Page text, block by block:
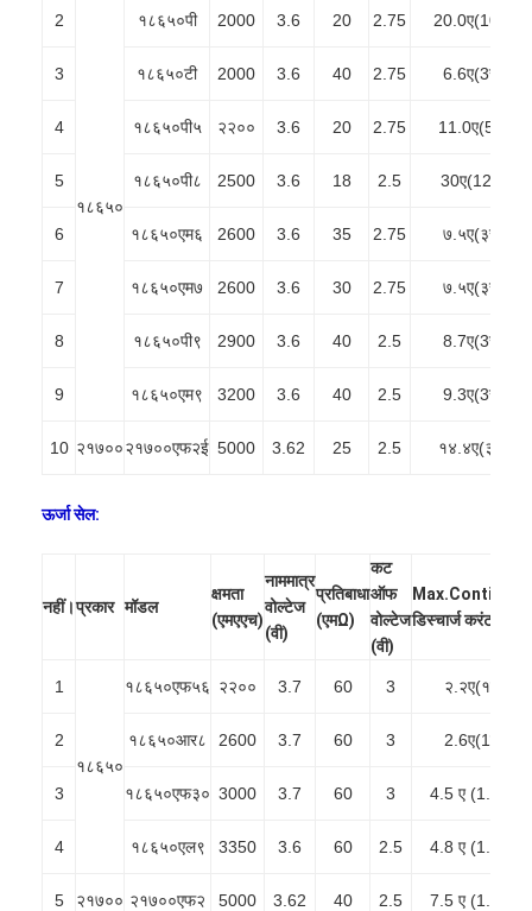
2
१८६५०
१८६५०पी 2000 3.6 20 2.75 20.0ए(10सी)
3 १८६५०टी 2000 3.6 40 2.75 6.6ए(3सी)
4 १८६५०पी५ २२०० 3.6 20 2.75 11.0ए(5सी)
5 १८६५०पी८ 2500 3.6 18 2.5 30ए(12सी)
6 १८६५०एम६ 2600 3.6 35 2.75 ७.५ए(३सी)
7 १८६५०एम७ 2600 3.6 30 2.75 ७.५ए(३सी)
8 १८६५०पी९ 2900 3.6 40 2.5 8.7ए(3सी)
9 १८६५०एम९ 3200 3.6 40 2.5 9.3ए(3सी)
10 २१७००२१७००एफ२ई 5000 3.62 25 2.5 १४.४ए(३सी)
ऊर्जा सेल:
नहीं।प्रकार मॉडल
क्षमता
(एमएएच)
नाममात्र
वोल्टेज
(वी)
प्रतिबाधा
(एमΩ)
कट
ऑफ
वोल्टेज
(वी)
डिस्चार्ज करंट
1
१८६५०
१८६५०एफ५६ २२०० 3.7 60 3 २.२ए(१सी)
2 १८६५०आर८ 2600 3.7 60 3 2.6ए(1सी)
3 १८६५०एफ३० 3000 3.7 60 3 4.5 ए (1.5 सी)
4 १८६५०एल९ 3350 3.6 60 2.5 4.8 ए (1.5 सी)
5 २१७०० २१७००एफ२ 5000 3.62 40 2.5 7.5 ए (1.5 सी)